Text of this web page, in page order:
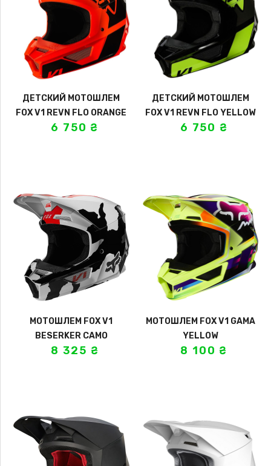
ДЕТСКИЙ МОТОШЛЕМ
FOX V1 REVN FLO ORANGE
6 750₴
ДЕТСКИЙ МОТОШЛЕМ
FOX V1 REVN FLO YELLOW
6 750 ₴
МОТОШЛЕМ FOX V1
BESERKER CAMO
8 325 ₴
МОТОШЛЕМ FOX V1 GAMA
YELLOW
8 100₴